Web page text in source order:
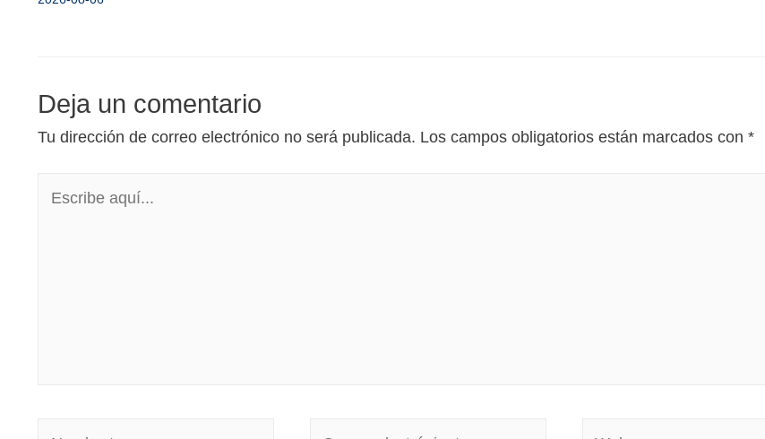
Deja un comentario
Tu dirección de correo electrónico no será publicada. Los campos obligatorios están marcados con *